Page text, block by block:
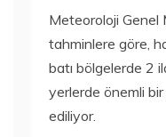
Meteoroloji Genel
tahminlere göre,
batı bölgelerde 2
yerlerde önemli
ediliyor.